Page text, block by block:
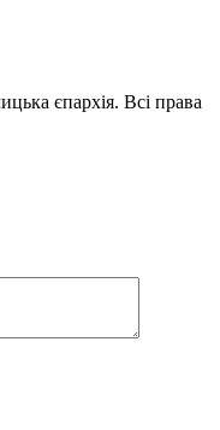
єпархія. Всі права